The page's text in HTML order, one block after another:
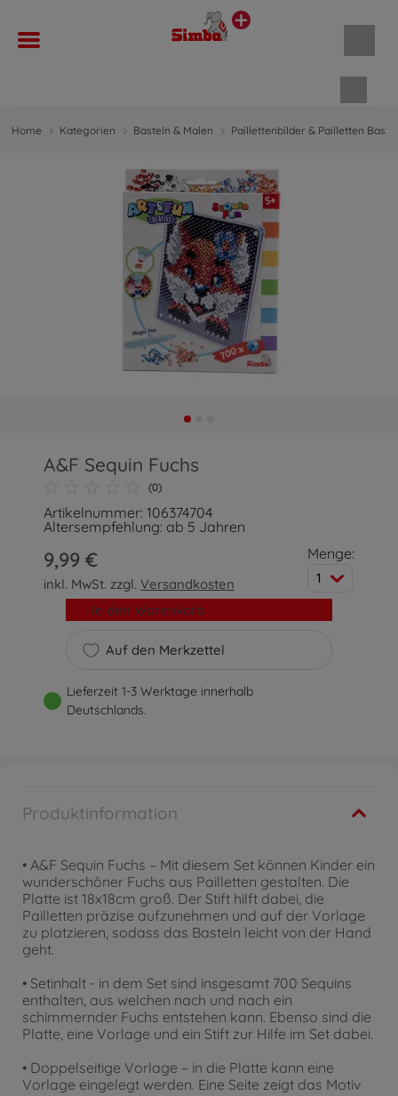
Home Kategorien Basteln & Malen Paillettenbilder & Pailletten
A&F Sequin Fuchs
(0)
Artikelnummer: 106374704
Altersempfehlung: ab 5 Jahren
9,99 €
inkl. MwSt. zzgl.Versandkosten
Menge:
1
Auf den Merkzettel
In den Warenkorb
Lieferzeit 1-3 Werktage innerhalb
Deutschlands.
Produktinformation
• A&F Sequin Fuchs – Mit diesem Set können Kinder ein
wunderschöner Fuchs aus Pailletten gestalten. Die
Platte ist 18x18cm groß. Der Stift hilft dabei, die
Pailletten präzise aufzunehmen und auf der Vorlage
zu platzieren, sodass das Basteln leicht von der Hand
geht.
• Setinhalt - in dem Set sind insgesamt 700 Sequins
enthalten, aus welchen nach und nach ein
schimmernder Fuchs entstehen kann. Ebenso sind die
Platte, eine Vorlage und ein Stift zur Hilfe im Set dabei.
• Doppelseitige Vorlage – in die Platte kann eine
Vorlage eingelegt werden. Eine Seite zeigt das Motiv